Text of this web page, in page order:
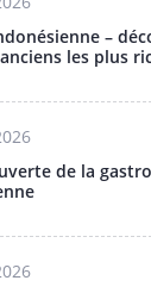
–
les plus
de la